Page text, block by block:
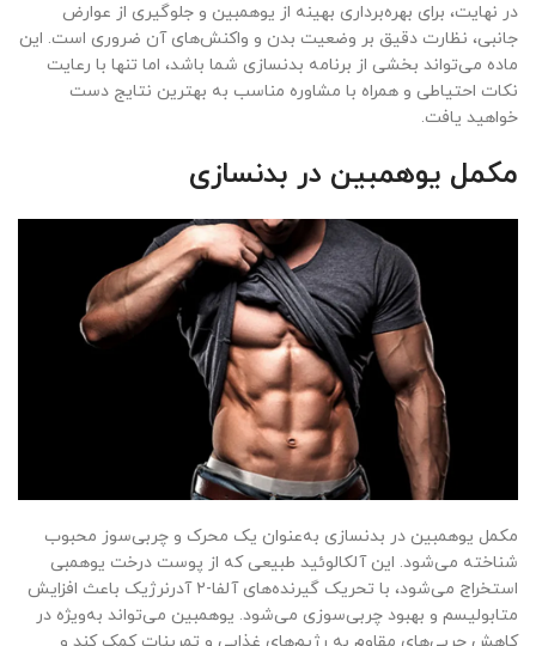
در نهایت، برای بهره‌برداری بهینه از یوهمبین و جلوگیری از عوارض
جانبی، نظارت دقیق بر وضعیت بدن و واکنش‌های آن ضروری است. این
ماده می‌تواند بخشی از برنامه بدنسازی شما باشد، اما تنها با رعایت
نکات احتیاطی و همراه با مشاوره مناسب به بهترین نتایج دست
خواهید یافت.
مکمل یوهمبین در بدنسازی
مکمل یوهمبین در بدنسازی به‌عنوان یک محرک و چربی‌سوز محبوب
شناخته می‌شود. این آلکالوئید طبیعی که از پوست درخت یوهمبی
استخراج می‌شود، با تحریک گیرنده‌های آلفا-۲ آدرنرژیک باعث افزایش
متابولیسم و بهبود چربی‌سوزی می‌شود. یوهمبین می‌تواند به‌ویژه در